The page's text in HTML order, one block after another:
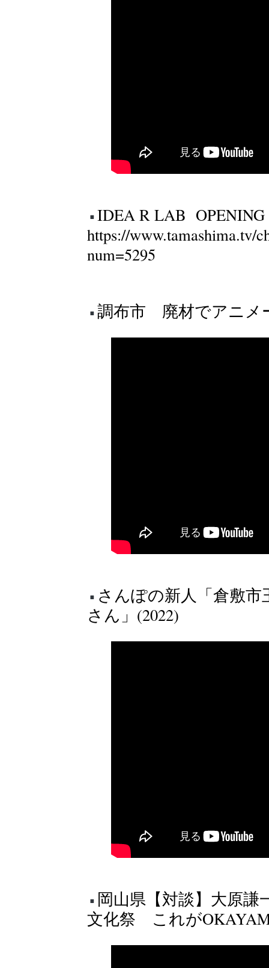
IDEA R LAB
https://www.tamashima.tv/
num=5295
調布市 廃材でアニメ
さんぽの新人「倉敷
さん」(2022)
岡山県【対談】大原
文化祭 これが